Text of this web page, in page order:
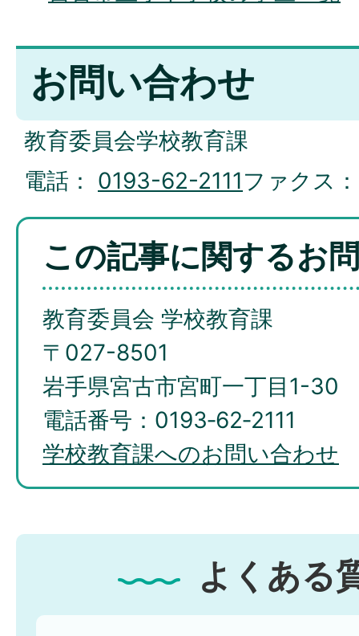
お問い合わせ
教育委員会学校教育課
電話： 0193-62-2111ファクス
この記事に関するお
教育委員会 学校教育課
〒027-8501
岩手県宮古市宮町一丁目1-30
電話番号：0193‐62‐2111
学校教育課へのお問い合わせ
よくある